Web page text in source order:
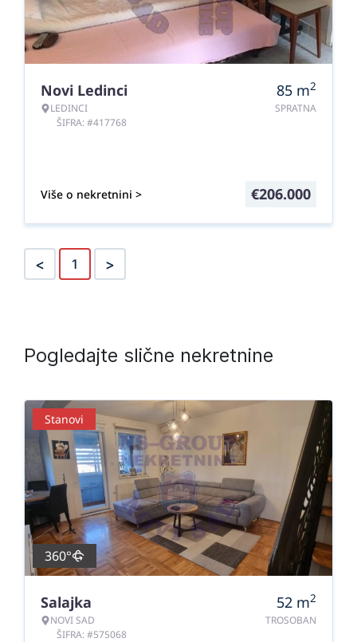
Novi Ledinci
LEDINCI
ŠIFRA: #417768
85 m2
SPRATNA
Više o nekretnini > €206.000
< 1 >
Pogledajte slične nekretnine
Stanovi
360°
Salajka
NOVI SAD
ŠIFRA: #575068
52 m2
TROSOBAN